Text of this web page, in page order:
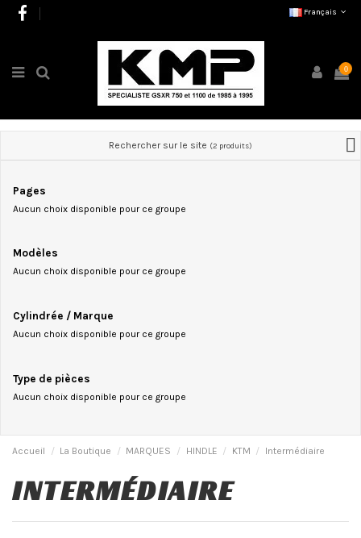
Français
0
Rechercher sur le site (2 produits)
Pages
Aucun choix disponible pour ce groupe
Modèles
Aucun choix disponible pour ce groupe
Cylindrée / Marque
Aucun choix disponible pour ce groupe
Type de pièces
Aucun choix disponible pour ce groupe
Accueil La Boutique MARQUES HINDLE KTM Intermédiaire
INTERMÉDIAIRE